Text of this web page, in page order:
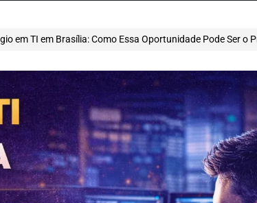
TI em Brasília: Como Essa Oportunidade Pode Ser o Primeiro Passo Para Sua Carreira em Tecnologia e